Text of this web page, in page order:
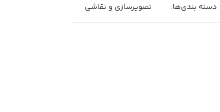
دسته بندی‌ها: تصویرسازی و نقاشی